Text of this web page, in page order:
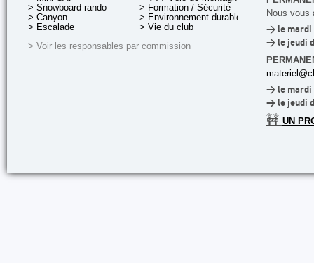
> Snowboard rando
> Canyon
> Escalade
> Formation / Sécurité
> Environnement durable
> Vie du club
> Voir les responsables par commission
Nous vous
> le mardi
> le jeudi
> le mardi
> le jeudi
🚧 UN